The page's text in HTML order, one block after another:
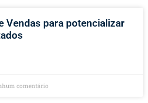
Vendas para potencializar
comentário